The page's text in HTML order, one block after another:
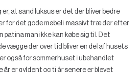
at sand luksus er det der bliver bedre
for det gode møbel i massivt træ der efter
patina man ikke kan købe sig til. Det
vægge der over tid bliver en del af husets
også for sommerhuset i ubehandlet
er gyldent og ti år senere er blevet